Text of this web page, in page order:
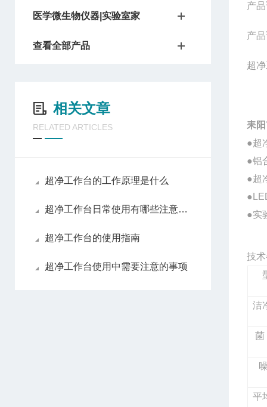
医学微生物仪器|实验室家
查看全部产品
相关文章
RELATED ARTICLES
超净工作台的工作原理是什么
超净工作台日常使用有哪些注意事项
超净工作台的使用指南
超净工作台使用中需要注意的事项
产
产
超
耒
●超
●铝
●超
●实
技
洁
菌
平